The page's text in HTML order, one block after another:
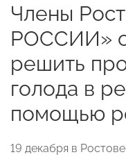
Члены
РОССИИ»
решить
голода в
помощью
19 декабря в